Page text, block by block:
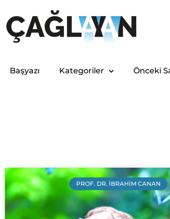
Başyazı Kategoriler Önceki
PROF. DR. İBRAHIM CANAN